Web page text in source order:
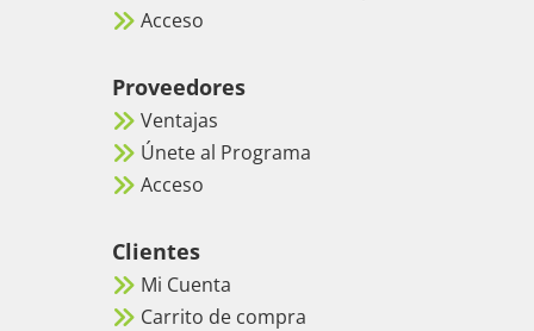
Acceso
Proveedores
Ventajas
Únete al Programa
Acceso
Clientes
Mi Cuenta
Carrito de compra